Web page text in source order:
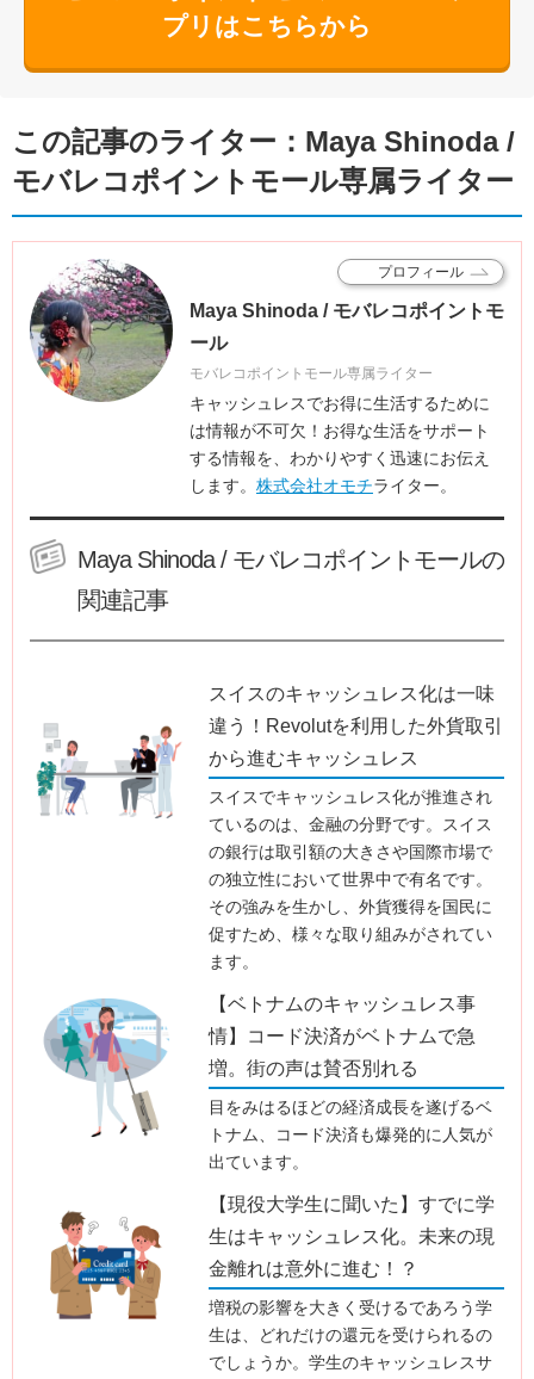
プリはこちらから
この記事のライター：Maya Shinoda /
モバレコポイントモール専属ライター
Maya Shinoda / モバレコポイントモ
ール
モバレコポイントモール専属ライター
キャッシュレスでお得に生活するために
は情報が不可欠！お得な生活をサポート
する情報を、わかりやすく迅速にお伝え
します。 株式会社オモチライター。
プロフィール
Maya Shinoda / モバレコポイントモールの
関連記事
スイスのキャッシュレス化は一味
違う！Revolutを利用した外貨取引
から進むキャッシュレス
スイスでキャッシュレス化が推進され
ているのは、金融の分野です。スイス
の銀行は取引額の大きさや国際市場で
の独立性において世界中で有名です。
その強みを生かし、外貨獲得を国民に
促すため、様々な取り組みがされてい
ます。
【ベトナムのキャッシュレス事
情】コード決済がベトナムで急
増。街の声は賛否別れる
目をみはるほどの経済成長を遂げるベ
トナム、コード決済も爆発的に人気が
出ています。
【現役大学生に聞いた】すでに学
生はキャッシュレス化。未来の現
金離れは意外に進む！？
増税の影響を大きく受けるであろう学
生は、どれだけの還元を受けられるの
でしょうか。学生のキャッシュレスサ